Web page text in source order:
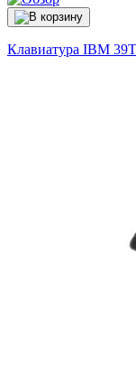
Клавиатура IBM